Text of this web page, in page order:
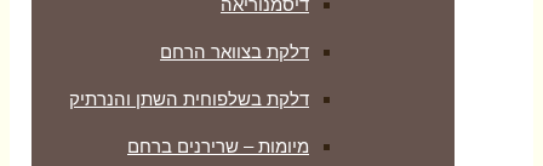
דיסמנוריאה
דלקת בצוואר הרחם
דלקת בשלפוחית השתן והנרתיק
מיומות – שרירנים ברחם